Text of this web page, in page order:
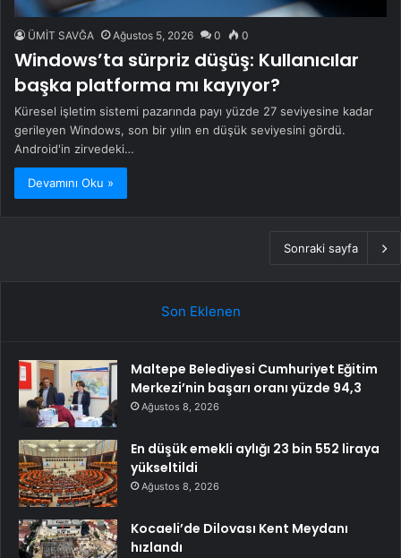
ÜMİT SAVĞA Ağustos 5, 2026 0 0
Windows’ta sürpriz düşüş: Kullanıcılar
başka platforma mı kayıyor?
Küresel işletim sistemi pazarında payı yüzde 27 seviyesine kadar
gerileyen Windows, son bir yılın en düşük seviyesini gördü.
Android'in zirvedeki…
Devamını Oku »
Sonraki sayfa
Son Eklenen
Maltepe Belediyesi Cumhuriyet Eğitim
Merkezi’nin başarı oranı yüzde 94,3
Ağustos 8, 2026
En düşük emekli aylığı 23 bin 552 liraya
yükseltildi
Ağustos 8, 2026
Kocaeli’de Dilovası Kent Meydanı
hızlandı